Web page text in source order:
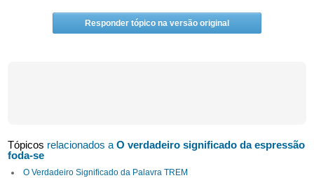
Responder tópico na versão original
Tópicos relacionados aO verdadeiro significado da espressão
foda-se
O Verdadeiro Significado da Palavra TREM